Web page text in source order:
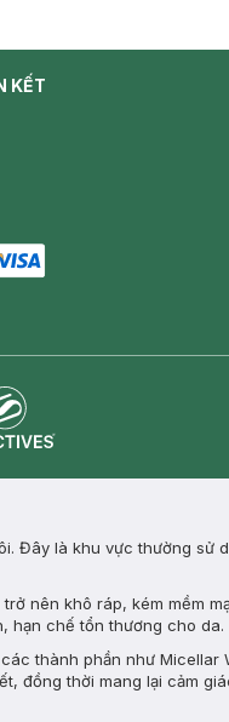
KẾT
Đây là khu vực thường sử
nên khô ráp, kém mềm
hạn chế tổn thương cho da.
thành phần như Micellar
đồng thời mang lại cảm